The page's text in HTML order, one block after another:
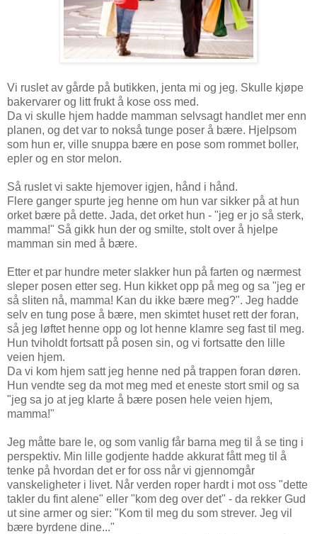
Vi ruslet av gårde på butikken, jenta mi og jeg. Skulle kjøpe
bakervarer og litt frukt å kose oss med.
Da vi skulle hjem hadde mamman selvsagt handlet mer enn
planen, og det var to nokså tunge poser å bære. Hjelpsom
som hun er, ville snuppa bære en pose som rommet boller,
epler og en stor melon.
Så ruslet vi sakte hjemover igjen, hånd i hånd.
Flere ganger spurte jeg henne om hun var sikker på at hun
orket bære på dette. Jada, det orket hun - "jeg er jo så sterk,
mamma!" Så gikk hun der og smilte, stolt over å hjelpe
mamman sin med å bære.
Etter et par hundre meter slakker hun på farten og nærmest
sleper posen etter seg. Hun kikket opp på meg og sa "jeg er
så sliten nå, mamma! Kan du ikke bære meg?". Jeg hadde
selv en tung pose å bære, men skimtet huset rett der foran,
så jeg løftet henne opp og lot henne klamre seg fast til meg.
Hun tviholdt fortsatt på posen sin, og vi fortsatte den lille
veien hjem.
Da vi kom hjem satt jeg henne ned på trappen foran døren.
Hun vendte seg da mot meg med et eneste stort smil og sa
"jeg sa jo at jeg klarte å bære posen hele veien hjem,
mamma!"
Jeg måtte bare le, og som vanlig får barna meg til å se ting i
perspektiv. Min lille godjente hadde akkurat fått meg til å
tenke på hvordan det er for oss når vi gjennomgår
vanskeligheter i livet. Når verden roper hardt i mot oss "dette
takler du fint alene" eller "kom deg over det" - da rekker Gud
ut sine armer og sier: "Kom til meg du som strever. Jeg vil
bære byrdene dine..."